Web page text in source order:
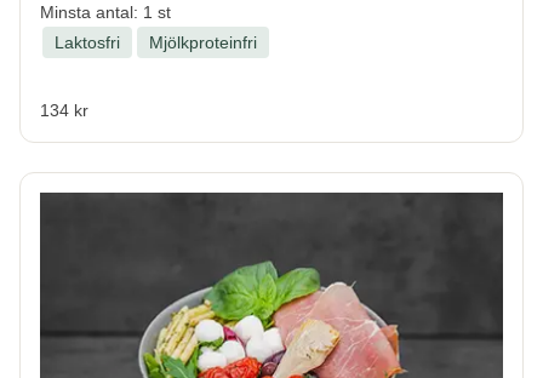
Minsta antal: 1 st
Laktosfri
Mjölkproteinfri
134 kr